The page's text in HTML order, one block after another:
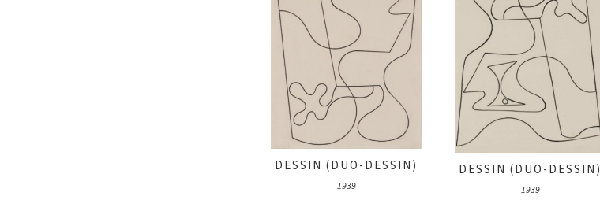
DESSIN (DUO-DESSIN)
1939
DESSIN (DUO-DESSIN)
1939